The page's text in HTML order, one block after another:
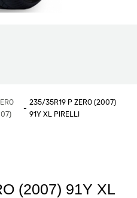
235/35R19 P ZERO (2007)
91Y XL PIRELLI
(2007) 91Y XL